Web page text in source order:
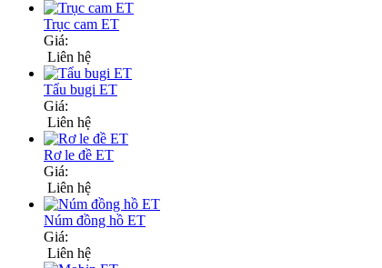
Trục cam ET
Giá:
Liên hệ
Tẩu bugi ET
Giá:
Liên hệ
Rơ le đề ET
Giá:
Liên hệ
Núm đồng hồ ET
Giá:
Liên hệ